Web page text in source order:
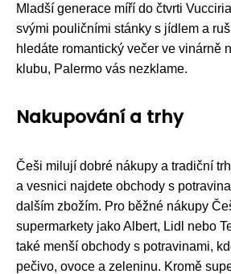
Mladší generace míří do čtvrti
svými pouličními stánky s jídlem a
hledáte romantický večer ve vinárně
klubu, Palermo vás nezklame.
Nakupování a trhy
Češi milují dobré nákupy a tradiční
a vesnici najdete obchody s
dalším zbožím. Pro běžné nákupy
supermarkety jako Albert, Lidl nebo
také menší obchody s potravinami,
pečivo, ovoce a zeleninu. Kromě